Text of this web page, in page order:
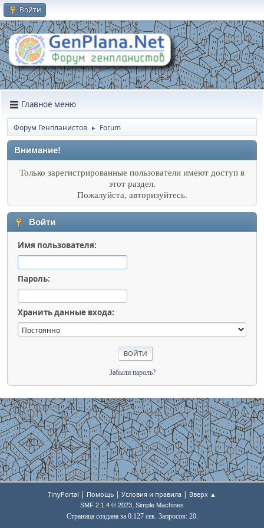
Войти
Главное меню
Форум Генпланистов ► Forum
Внимание!
Только зарегистрированные пользователи имеют доступ в
этот раздел.
Пожалуйста, авторизуйтесь.
Войти
Имя пользователя:
Пароль:
Хранить данные входа:
Забыли пароль?
TinyPortal | Помощь | Условия и правила | Вверх ▲
SMF 2.1.4 © 2023, Simple Machines
Страница создана за 0.127 сек. Запросов: 20.